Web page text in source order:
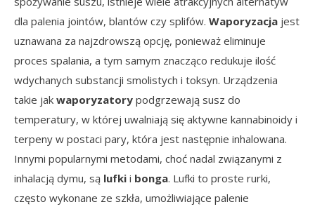
dla palenia jointów, blantów czy splifów. Waporyzacja jest
uznawana za najzdrowszą opcję, ponieważ eliminuje
proces spalania, a tym samym znacząco redukuje ilość
wdychanych substancji smolistych i toksyn. Urządzenia
takie jak waporyzatory podgrzewają susz do
temperatury, w której uwalniają się aktywne kannabinoidy i
terpeny w postaci pary, która jest następnie inhalowana.
Innymi popularnymi metodami, choć nadal związanymi z
inhalacją dymu, są lufki i bonga. Lufki to proste rurki,
często wykonane ze szkła, umożliwiające palenie